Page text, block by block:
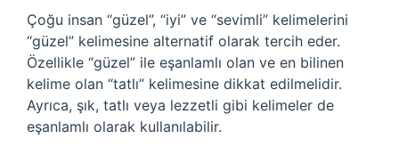
Çoğu insan “güzel”, “iyi” ve “sevimli” kelimelerini
“güzel” kelimesine alternatif olarak tercih eder.
Özellikle “güzel” ile eşanlamlı olan ve en bilinen
kelime olan “tatlı” kelimesine dikkat edilmelidir.
Ayrıca, şık, tatlı veya lezzetli gibi kelimeler de
eşanlamlı olarak kullanılabilir.